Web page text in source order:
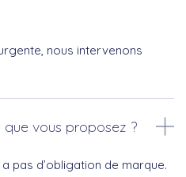
nous intervenons
que vous proposez ?
pas d’obligation de marque.